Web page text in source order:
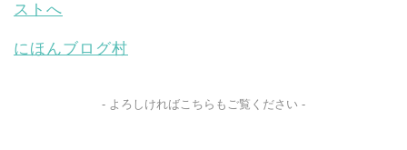
にほんブログ村
- よろしければこちらもご覧ください -